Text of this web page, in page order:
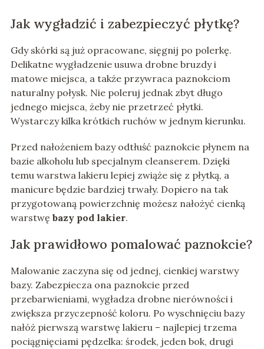
Jak wygładzić i zabezpieczyć płytkę?
Gdy skórki są już opracowane, sięgnij po polerkę.
Delikatne wygładzenie usuwa drobne bruzdy i
matowe miejsca, a także przywraca paznokciom
naturalny połysk. Nie poleruj jednak zbyt długo
jednego miejsca, żeby nie przetrzeć płytki.
Wystarczy kilka krótkich ruchów w jednym kierunku.
Przed nałożeniem bazy odtłuść paznokcie płynem na
bazie alkoholu lub specjalnym cleanserem. Dzięki
temu warstwa lakieru lepiej zwiąże się z płytką, a
manicure będzie bardziej trwały. Dopiero na tak
przygotowaną powierzchnię możesz nałożyć cienką
warstwę bazy pod lakier.
Jak prawidłowo pomalować paznokcie?
Malowanie zaczyna się od jednej, cienkiej warstwy
bazy. Zabezpiecza ona paznokcie przed
przebarwieniami, wygładza drobne nierówności i
zwiększa przyczepność koloru. Po wyschnięciu bazy
nałóż pierwszą warstwę lakieru – najlepiej trzema
pociągnięciami pędzelka: środek, jeden bok, drugi